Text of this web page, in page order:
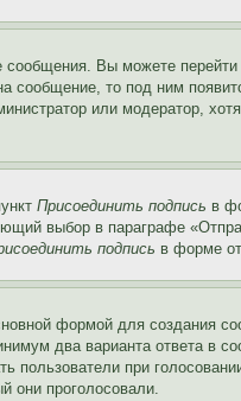
Вы можете
сообщение, то под ним
или модератор,
Присоединить подпись в
выбор в параграфе
подпись в форме
формой для создания
два варианта ответа в
пользователи при
они проголосовали.